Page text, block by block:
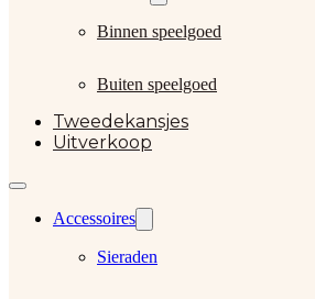
Binnen speelgoed
Buiten speelgoed
Tweedekansjes
Uitverkoop
Accessoires
Sieraden